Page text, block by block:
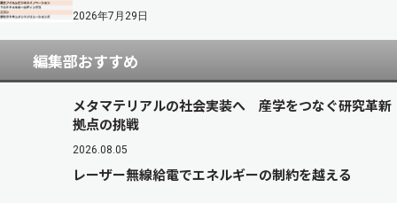
2026年7月29日
編集部おすすめ
メタマテリアルの社会実装へ 産学をつなぐ研究革新
拠点の挑戦
2026.08.05
レーザー無線給電でエネルギーの制約を越える